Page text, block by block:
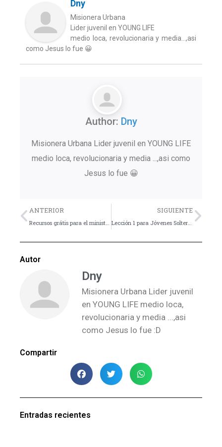
Dny
Misionera Urbana
Lider juvenil en YOUNG LIFE
medio loca, revolucionaria y media...,asi
como Jesus lo fue 😀
Author: Dny
Misionera Urbana Lider juvenil en YOUNG LIFE
medio loca, revolucionaria y media ...,asi como
Jesus lo fue 😀
Previo
ANTERIOR SIGUIENTE
Lección 1 para Jóvenes Solteros: Oportunidad
Autor
Dny
Misionera Urbana Lider juvenil
en YOUNG LIFE medio loca,
revolucionaria y media ...,asi
como Jesus lo fue :D
Compartir
Entradas recientes